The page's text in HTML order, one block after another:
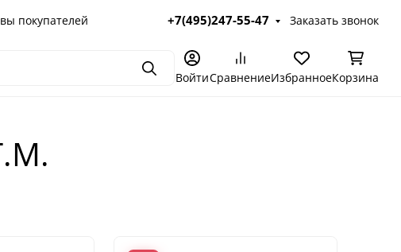
покупателей +7(495)247-55-47 Заказать звонок
ПоискВойтиСравнениеИзбранноеКорзина